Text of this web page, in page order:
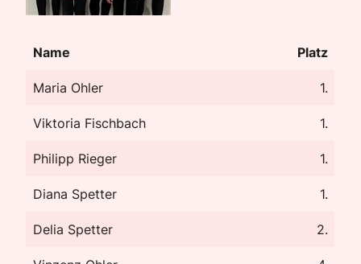
Name Platz
Maria Ohler 1.
Viktoria Fischbach 1.
Philipp Rieger 1.
Diana Spetter 1.
Delia Spetter 2.